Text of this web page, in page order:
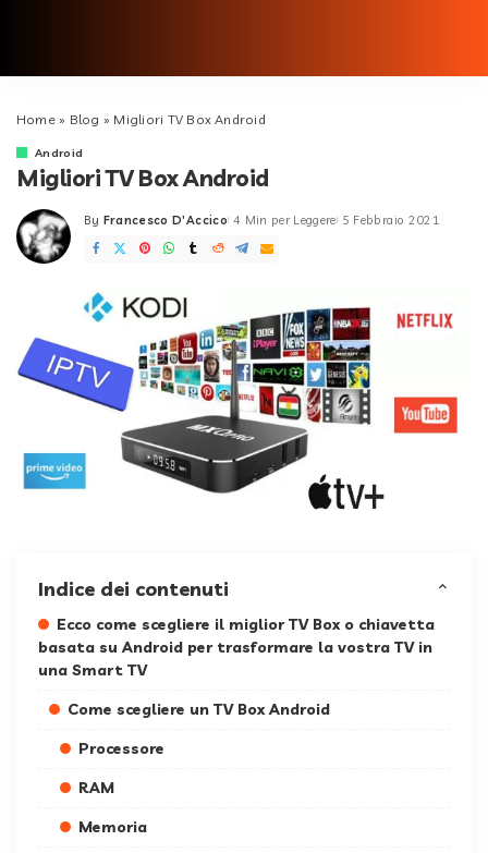
Home» Blog » Migliori TV Box Android
Android
Migliori TV Box Android
Posted
by
By Francesco D'Accico 4 Min per Leggere 5 Febbraio 2021
Indice dei contenuti
Ecco come scegliere il miglior TV Box o chiavetta
basata su Android per trasformare la vostra TV in
una Smart TV
Come scegliere un TV Box Android
Processore
RAM
Memoria